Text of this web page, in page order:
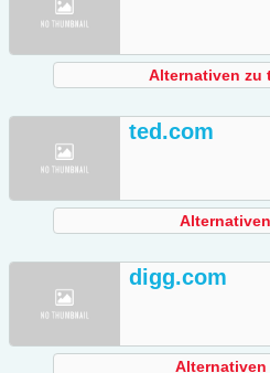
Alternativen zu
ted.com
digg.com